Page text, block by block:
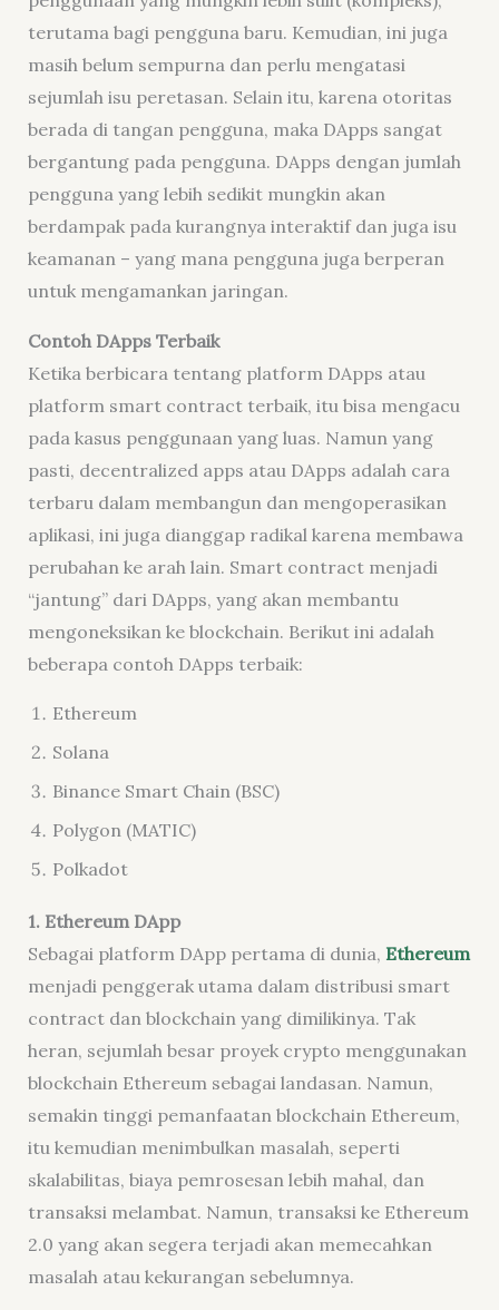
terutama bagi pengguna baru. Kemudian, ini juga
masih belum sempurna dan perlu mengatasi
sejumlah isu peretasan. Selain itu, karena otoritas
berada di tangan pengguna, maka DApps sangat
bergantung pada pengguna. DApps dengan jumlah
pengguna yang lebih sedikit mungkin akan
berdampak pada kurangnya interaktif dan juga isu
keamanan – yang mana pengguna juga berperan
untuk mengamankan jaringan.
Contoh DApps Terbaik
Ketika berbicara tentang platform DApps atau
platform smart contract terbaik, itu bisa mengacu
pada kasus penggunaan yang luas. Namun yang
pasti, decentralized apps atau DApps adalah cara
terbaru dalam membangun dan mengoperasikan
aplikasi, ini juga dianggap radikal karena membawa
perubahan ke arah lain. Smart contract menjadi
“jantung” dari DApps, yang akan membantu
mengoneksikan ke blockchain. Berikut ini adalah
beberapa contoh DApps terbaik:
Ethereum
Solana
Binance Smart Chain (BSC)
Polygon (MATIC)
Polkadot
1. Ethereum DApp
Sebagai platform DApp pertama di dunia, Ethereum
menjadi penggerak utama dalam distribusi smart
contract dan blockchain yang dimilikinya. Tak
heran, sejumlah besar proyek crypto menggunakan
blockchain Ethereum sebagai landasan. Namun,
semakin tinggi pemanfaatan blockchain Ethereum,
itu kemudian menimbulkan masalah, seperti
skalabilitas, biaya pemrosesan lebih mahal, dan
transaksi melambat. Namun, transaksi ke Ethereum
2.0 yang akan segera terjadi akan memecahkan
masalah atau kekurangan sebelumnya.